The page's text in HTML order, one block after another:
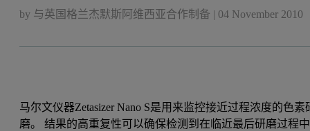
by 与英国格兰杰默斯阿维西亚合作制备 | 04 November 2010
马尔文仪器Zetasizer Nano S是用来监控接近过程浓度的色素
磨。 结果的高重复性可以确保检测到在临近最后研磨过程中